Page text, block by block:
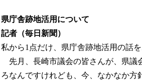
県庁舎跡地活用について
記者（毎日新聞）
私から1点だけ、県庁舎跡地活用の話を
先月、長崎市議会の皆さんが、県議
ろなんですけれども、今、なかなか